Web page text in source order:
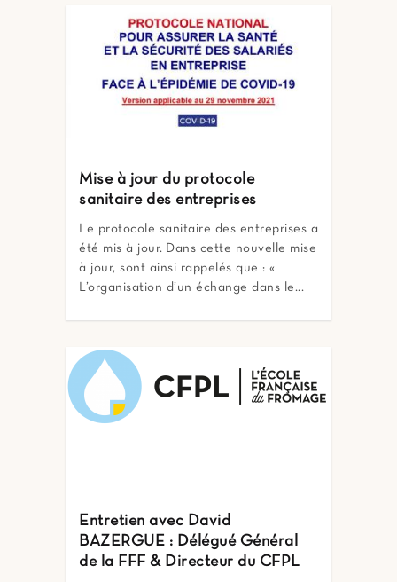
Mise à jour du protocole
sanitaire des entreprises
Le protocole sanitaire des entreprises a
été mis à jour. Dans cette nouvelle mise
à jour, sont ainsi rappelés que : «
L’organisation d’un échange dans le...
Entretien avec David
BAZERGUE : Délégué Général
de la FFF & Directeur du CFPL